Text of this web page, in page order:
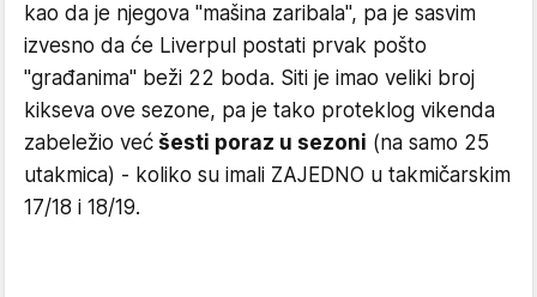
kao da je njegova "mašina zaribala", pa je sasvim
izvesno da će Liverpul postati prvak pošto
"građanima" beži 22 boda. Siti je imao veliki broj
kikseva ove sezone, pa je tako proteklog vikenda
zabeležio već šesti poraz u sezoni (na samo 25
utakmica) - koliko su imali ZAJEDNO u takmičarskim
17/18 i 18/19.